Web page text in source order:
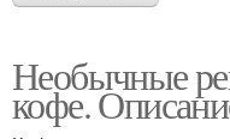
Необычные
кофе.